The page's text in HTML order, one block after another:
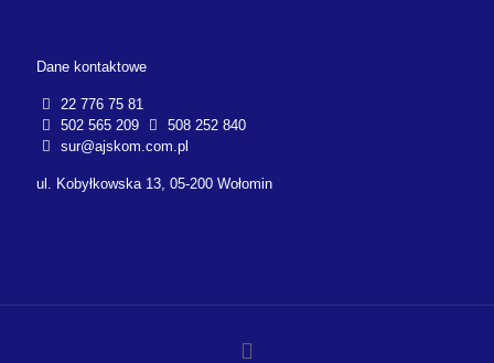
Dane kontaktowe
22 776 75 81
502 565 209
508 252 840
sur@ajskom.com.pl
ul. Kobyłkowska 13, 05-200 Wołomin